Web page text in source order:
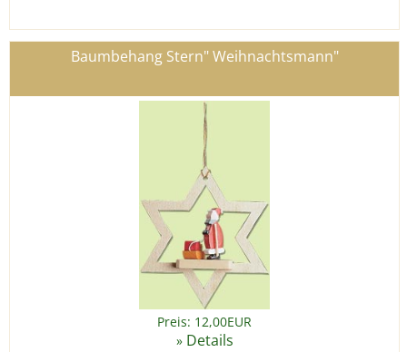
Baumbehang Stern" Weihnachtsmann"
Preis: 12,00EUR
» Details